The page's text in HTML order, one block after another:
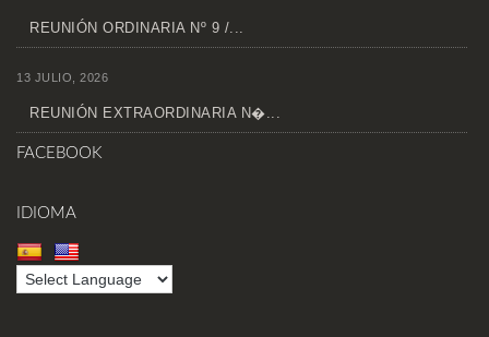
REUNIÓN ORDINARIA Nº 9 /...
13 JULIO, 2026
REUNIÓN EXTRAORDINARIA N�...
FACEBOOK
IDIOMA